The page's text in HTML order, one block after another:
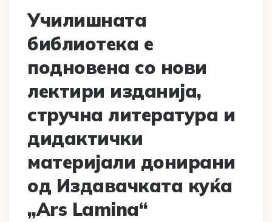
Училишната
библиотека е
подновена со нови
лектири изданија,
стручна литература и
дидактички
материјали донирани
од Издавачката куќа
„Ars Lamina“